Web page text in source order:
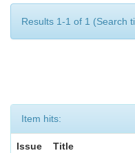
Results 1-1 of 1 (Search
Item hits:
Issue
Title